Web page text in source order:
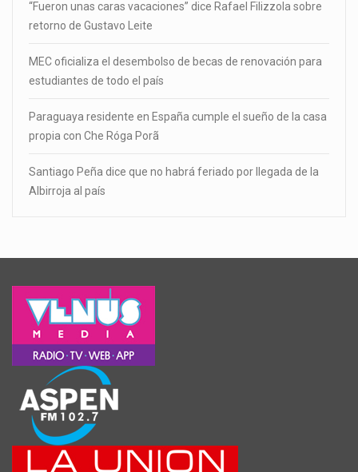
“Fueron unas caras vacaciones” dice Rafael Filizzola sobre
retorno de Gustavo Leite
MEC oficializa el desembolso de becas de renovación para
estudiantes de todo el país
Paraguaya residente en España cumple el sueño de la casa
propia con Che Róga Porã
Santiago Peña dice que no habrá feriado por llegada de la
Albirroja al país